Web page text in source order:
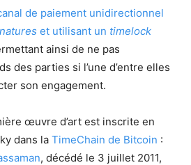
de paiement unidirectionnel
et utilisant un timelock
ainsi de ne pas
des parties si l’une d’entre elles
son engagement.
œuvre d’art est inscrite en
dans la TimeChain de Bitcoin :
, décédé le 3 juillet 2011,